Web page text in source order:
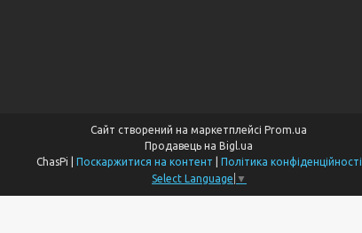
Сайт створений на маркетплейсі Prom.ua
Продавець на Bigl.ua
Поскаржитися на контент
Політика конфіденційності
Select Language ▼